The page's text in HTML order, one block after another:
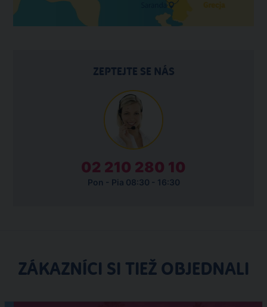
ZEPTEJTE SE NÁS
02 210 280 10
Pon - Pia 08:30 - 16:30
ZÁKAZNÍCI SI TIEŽ OBJEDNALI